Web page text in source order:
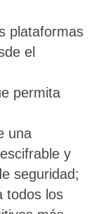
plataformas
el
permita
una
y
seguridad;
todos los